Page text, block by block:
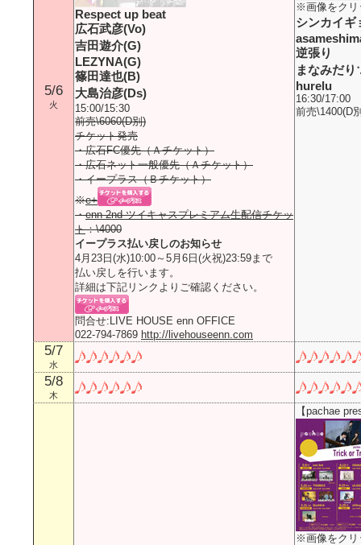
5/6
火
Respect up beat
広石武彦(Vo)
吉田遊介(G)
LEZYNA(G)
篠田達也(B)
大島治彦(Ds)
15:00/15:30
前売\6060(D別)
チケット発売
・広石FC優先（Ａチケット）
・広石ネット一般優先（Ａチケット）
・イープラス（Ｂチケット）
※e+
・enn 2nd ツイキャスプレミアム生配信チケッ
ト：\4000
イープラス払い戻しのお知らせ
4月23日(水)10:00～5月6日(火祝)23:59まで
払い戻しを行います。
詳細は下記リンクよりご確認ください。
問合せ:LIVE HOUSE enn OFFICE
022-794-7869 http://livehouseenn.com
※画像をクリ
シンカイギ
逆張り
まなみだ
hurelu
16:30/17:00
前売\1400(D
5/7
水
5/8
木
【pachae
※画像をクリ